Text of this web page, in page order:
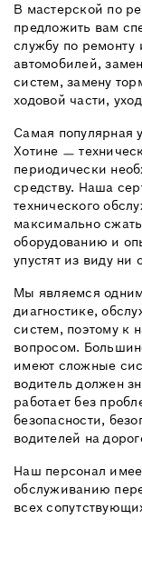
В мастерской по
предложить вам
службу по ремонту
автомобилей,
систем, замену
ходовой части,
Самая популярная
Хотине ㅡ
периодически
средству. Наша
технического
максимально
оборудованию и
упустят из виду ни
Мы являемся
диагностике,
систем, поэтому к
вопросом.
имеют сложные
водитель должен
работает без
безопасности,
водителей на
Наш персонал
обслуживанию
всех